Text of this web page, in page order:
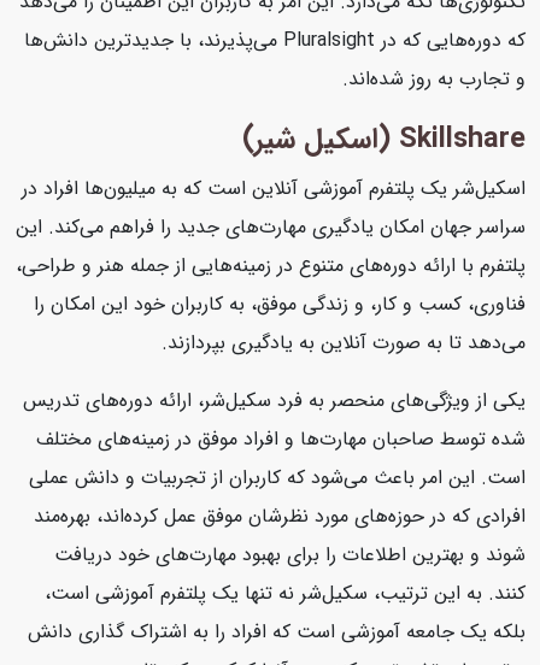
که دوره‌هایی که در Pluralsight می‌پذیرند، با جدیدترین دانش‌ها
و تجارب به روز شده‌اند.
Skillshare (اسکیل شیر)
اسکیل‌شر یک پلتفرم آموزشی آنلاین است که به میلیون‌ها افراد در
سراسر جهان امکان یادگیری مهارت‌های جدید را فراهم می‌کند. این
پلتفرم با ارائه دوره‌های متنوع در زمینه‌هایی از جمله هنر و طراحی،
فناوری، کسب و کار، و زندگی موفق، به کاربران خود این امکان را
می‌دهد تا به صورت آنلاین به یادگیری بپردازند.
یکی از ویژگی‌های منحصر به فرد سکیل‌شر، ارائه دوره‌های تدریس
شده توسط صاحبان مهارت‌ها و افراد موفق در زمینه‌های مختلف
است. این امر باعث می‌شود که کاربران از تجربیات و دانش عملی
افرادی که در حوزه‌های مورد نظرشان موفق عمل کرده‌اند، بهره‌مند
شوند و بهترین اطلاعات را برای بهبود مهارت‌های خود دریافت
کنند. به این ترتیب، سکیل‌شر نه تنها یک پلتفرم آموزشی است،
بلکه یک جامعه آموزشی است که افراد را به اشتراک گذاری دانش